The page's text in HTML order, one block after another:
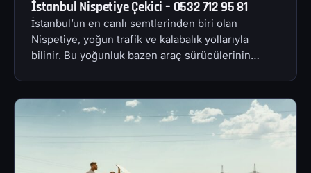
İstanbul Nispetiye Çekici – 0532 712 95 81
İstanbul’un en canlı semtlerinden biri olan
Nispetiye, yoğun trafik ve kalabalık yollarıyla
bilinir. Bu yoğunluk bazen araç sürücülerinin…